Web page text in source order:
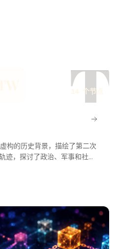
T
14 个节点
构的历史背景，描绘了第二次
迹，探讨了政治、军事和社会